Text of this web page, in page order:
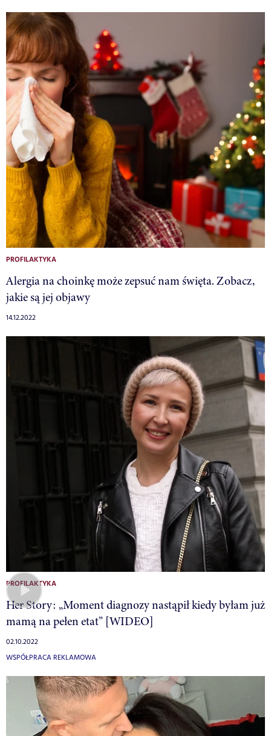
PROFILAKTYKA
Alergia na choinkę może zepsuć nam święta. Zobacz,
jakie są jej objawy
14.12.2022
PROFILAKTYKA
Her Story: „Moment diagnozy nastąpił kiedy byłam już
mamą na pełen etat” [WIDEO]
02.10.2022
WSPÓŁPRACA REKLAMOWA